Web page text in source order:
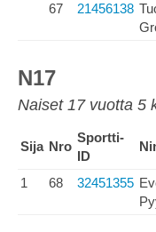
67 21456138
N17
Naiset 17 vuotta 5
Sija Nro
Sportti-
ID
1 68 32451355